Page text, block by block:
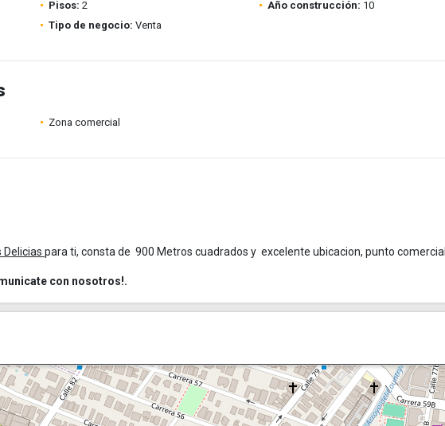
Pisos: 2 Año construcción: 10
Tipo de negocio: Venta
Zona comercial
Delicias para ti, consta de 900 Metros cuadrados y excelente ubicacion, punto
con nosotros!.